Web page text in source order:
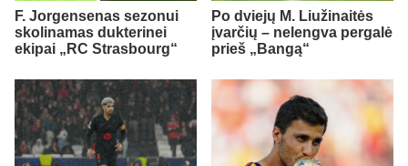
F. Jorgensenas sezonui
skolinamas dukterinei
ekipai „RC Strasbourg“
Po dviejų M. Liužinaitės
įvarčių – nelengva pergalė
prieš „Bangą“